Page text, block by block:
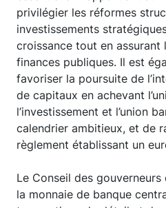
privilégier les réformes
investissements
croissance tout en assurant
finances publiques. Il est
favoriser la poursuite de
de capitaux en achevant
l’investissement et l’union
calendrier ambitieux, et de
règlement établissant un
Le Conseil des
la monnaie de banque